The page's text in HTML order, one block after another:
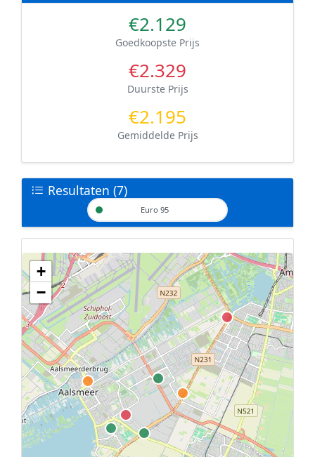
€2.129
Goedkoopste Prijs
€2.329
Duurste Prijs
€2.195
Gemiddelde Prijs
Resultaten (7)
Euro 95
Geen tankstations met locatiegegevens gevonden.
De kaart kan niet worden weergegeven zonder GPS coördinaten.
+
−